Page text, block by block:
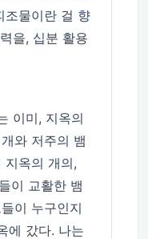
조물이란 걸 향
을, 십분 활용
이미, 지옥의
와 저주의 뱀
지옥의 개의,
이 교활한 뱀
이 누구인지
에 갔다. 나는